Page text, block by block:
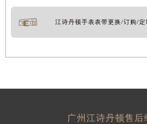
江诗丹顿手表表带更换/订购/定
广州江诗丹顿售后